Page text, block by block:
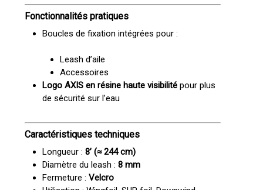
Fonctionnalités pratiques
Boucles de fixation intégrées pour :
Leash d’aile
Accessoires
Logo AXIS en résine haute visibilitépour plus
de sécurité sur l’eau
Caractéristiques techniques
Longueur : 8’ (≈ 244 cm)
Diamètre du leash : 8 mm
Fermeture : Velcro